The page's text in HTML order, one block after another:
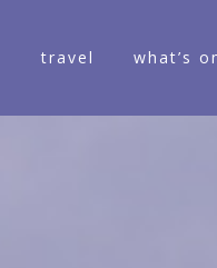
travel what’s